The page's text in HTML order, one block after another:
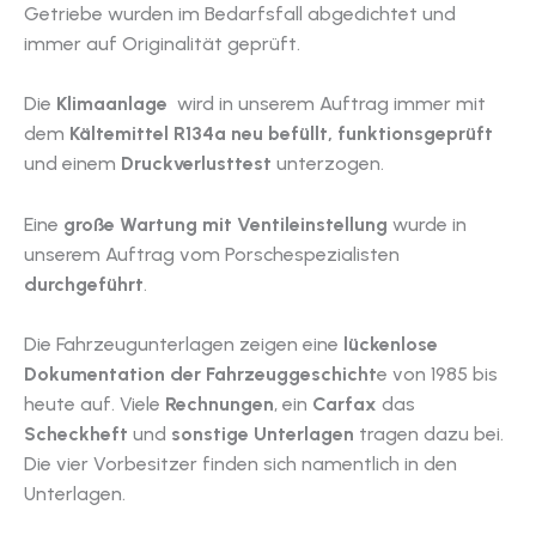
Getriebe wurden im Bedarfsfall abgedichtet und
immer auf Originalität geprüft.
Die Klimaanlage wird in unserem Auftrag immer mit
dem Kältemittel R134a neu befüllt, funktionsgeprüft
und einem Druckverlusttest unterzogen.
Eine große Wartung mit Ventileinstellung wurde in
unserem Auftrag vom Porschespezialisten
durchgeführt.
Die Fahrzeugunterlagen zeigen eine lückenlose
Dokumentation der Fahrzeuggeschichte von 1985 bis
heute auf. Viele Rechnungen, ein Carfax das
Scheckheft und sonstige Unterlagen tragen dazu bei.
Die vier Vorbesitzer finden sich namentlich in den
Unterlagen.